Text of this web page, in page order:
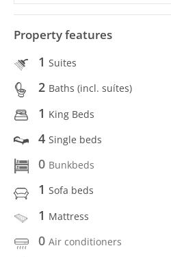
Property features
1 Suites
2 Baths (incl. suítes)
1 King Beds
4 Single beds
0 Bunkbeds
1 Sofa beds
1 Mattress
0 Air conditioners